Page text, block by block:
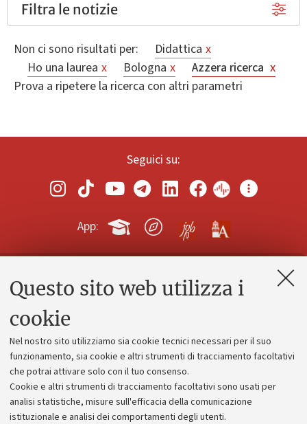
Questo sito web utilizza i
cookie
Nel nostro sito utilizziamo sia cookie tecnici necessari per il suo
funzionamento, sia cookie e altri strumenti di tracciamento facoltativi
che potrai attivare solo con il tuo consenso.
Cookie e altri strumenti di tracciamento facoltativi sono usati per
analisi statistiche, misure sull'efficacia della comunicazione
istituzionale e analisi dei comportamenti degli utenti.
Filtra le notizie
Non ci sono risultati per: Didattica x
Ho una laurea x Bologna x Azzera ricerca x
Prova a ripetere la ricerca con altri parametri
Seguici su:
App:
Contatti e PEC
Alumni community
Piano strategico
Bilanci
Donazioni e 5x1000